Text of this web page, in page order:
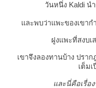
วันหนึ่ง Kaldi น
และพบว่าแพะของเขา
ฝูงแพะที่สงบ
เต็ม
และนี่คือเรื่อ